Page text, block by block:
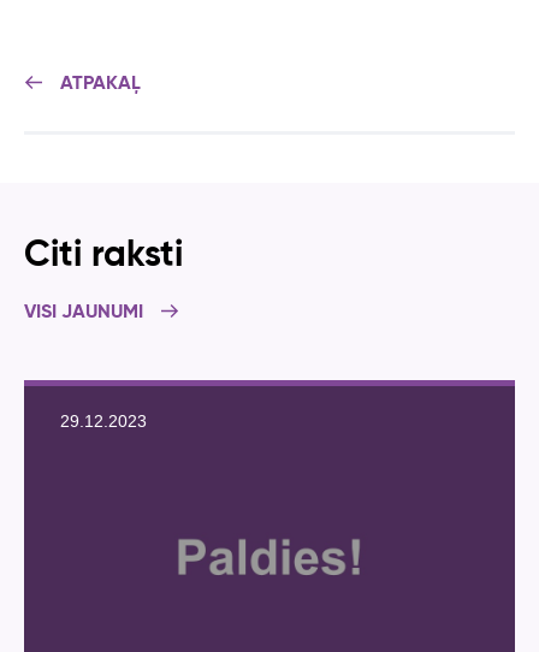
ATPAKAĻ
Citi raksti
VISI JAUNUMI
29.12.2023